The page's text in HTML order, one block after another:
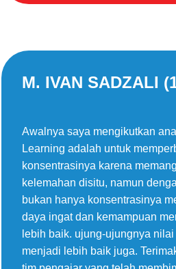
M. IVAN SADZALI
Awalnya saya mengikutkan
Learning adalah untuk
konsentrasinya karena
kelemahan disitu, namun
bukan hanya konsentrasinya
daya ingat dan kemampuan
lebih baik. ujung-ujungnya
menjadi lebih baik juga.